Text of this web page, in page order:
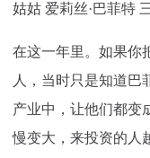
姑姑 爱莉丝·巴菲特
在这一年里。如果你
人，当时只是知道
产业中，让他们都变
慢变大，来投资的人